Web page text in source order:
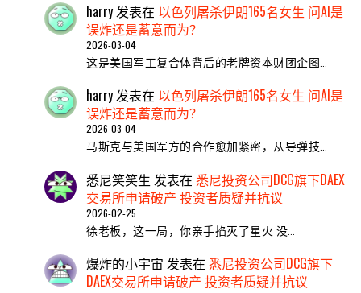
harry 发表在 以色列屠杀伊朗165名女生 问AI是
误炸还是蓄意而为？
2026-03-04
这是美国军工复合体背后的老牌资本财团企图…
harry发表在 以色列屠杀伊朗165名女生 问AI是
误炸还是蓄意而为？
2026-03-04
马斯克与美国军方的合作愈加紧密，从导弹技…
悉尼笑笑生 发表在 悉尼投资公司DCG旗下DAEX
交易所申请破产 投资者质疑并抗议
2026-02-25
​徐老板，这一局，你亲手掐灭了星火 ​没…
爆炸的小宇宙 发表在 悉尼投资公司DCG旗下
DAEX交易所申请破产 投资者质疑并抗议